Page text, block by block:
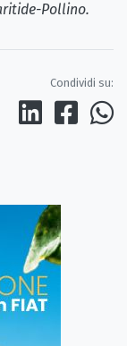
Pollino.
Condividi su: